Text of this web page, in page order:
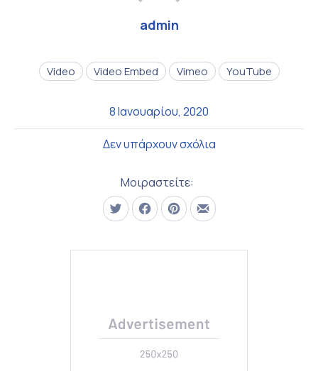
admin
Video Video Embed Vimeo YouTube
8 Ιανουαρίου, 2020
Δεν υπάρχουν σχόλιαστο How to Enjoy a
Μοιραστείτε:
ΤουίταΜοιραστείτε το στο Facebook
Μοιραστείτε το στο Pinterest
Μοιραστείτε το με email